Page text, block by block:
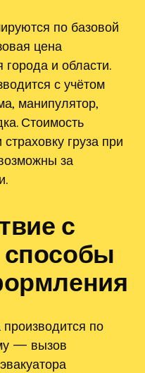
по базовой
цена
города и области.
с учётом
манипулятор‚
Стоимость
груза при
за
с
по
— вызов